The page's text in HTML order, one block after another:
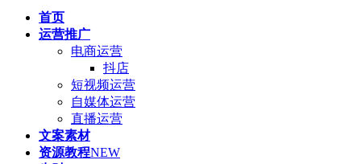
首页
运营推广
电商运营
抖店
短视频运营
自媒体运营
直播运营
文案素材
资源教程NEW